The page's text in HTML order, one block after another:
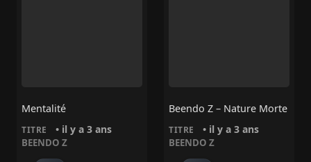
Mentalité
TITRE • il y a 3 ans
BEENDO Z
Beendo Z – Nature Morte
TITRE • il y a 3 ans
BEENDO Z